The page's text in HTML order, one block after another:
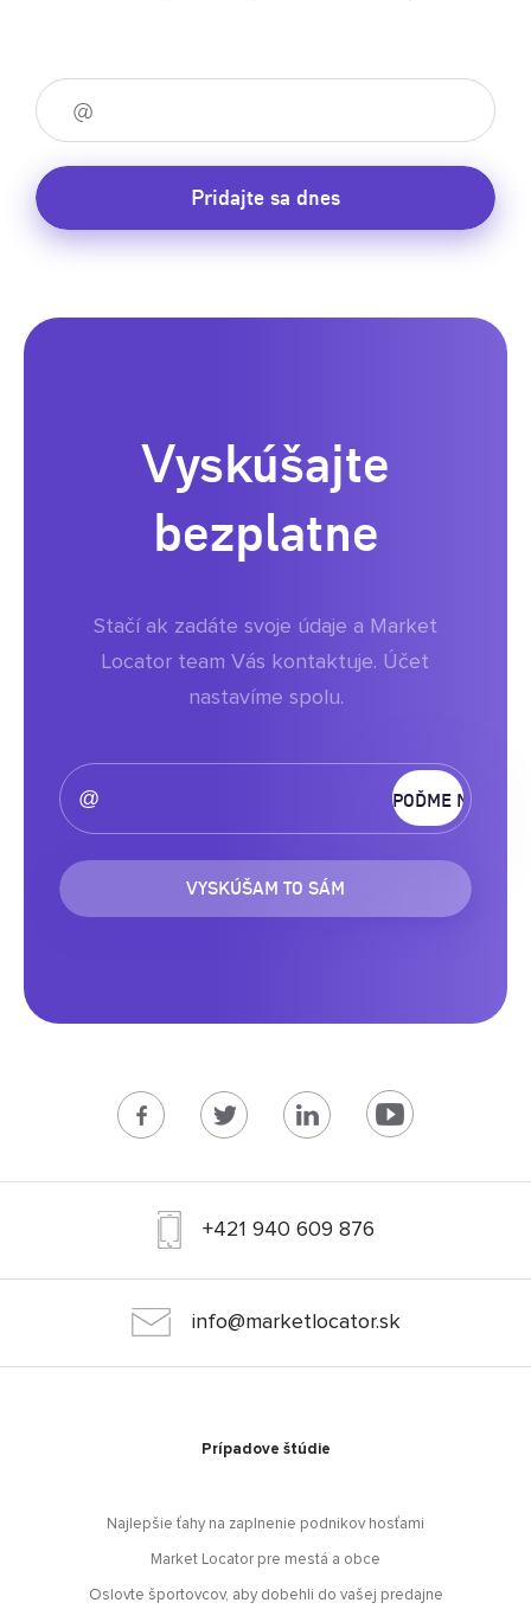
Pridajte sa dnes
Vyskúšajte
bezplatne
VYSKÚŠAM TO SÁM
Stačí ak zadáte svoje údaje a Market
Locator team Vás kontaktuje. Účet
nastavíme spolu.
+421 940 609 876
info@marketlocator.sk
Prípadove štúdie
Najlepšie ťahy na zaplnenie podnikov hosťami
Market Locator pre mestá a obce
Oslovte športovcov, aby dobehli do vašej predajne